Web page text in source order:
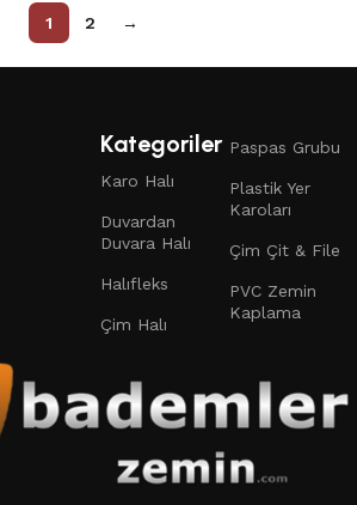
1 2 →
Kategoriler
Karo Halı
Duvardan
Duvara Halı
Halıfleks
Çim Halı
Paspas Grubu
Plastik Yer
Karoları
Çim Çit & File
PVC Zemin
Kaplama